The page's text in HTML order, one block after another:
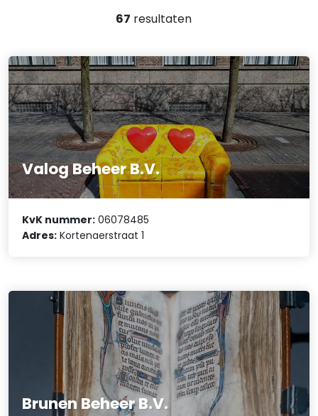
67 resultaten
Valog Beheer B.V.
KvK nummer: 06078485
Adres: Kortenaerstraat 1
Brunen Beheer B.V.